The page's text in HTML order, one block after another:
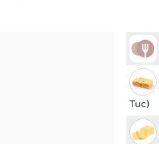
Tuc)